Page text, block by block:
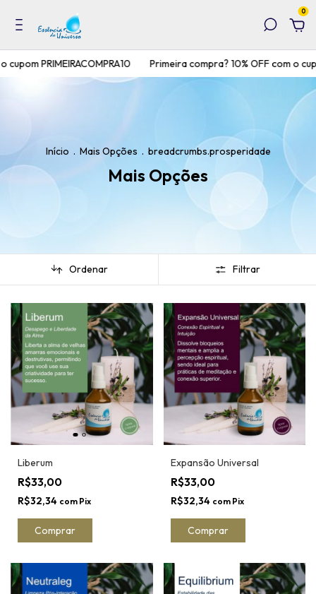
0
PRIMEIRACOMPRA10 Primeira compra? 10% OFF com o cupom
Início . Mais Opções . breadcrumbs.prosperidade
Mais Opções
Ordenar Filtrar
Liberum
R$33,00
R$32,34 com Pix
Expansão Universal
R$33,00
R$32,34 com Pix